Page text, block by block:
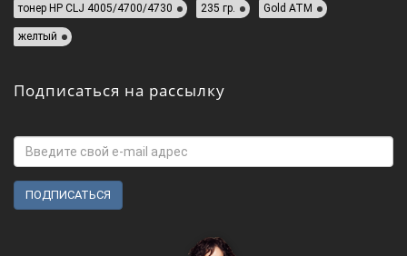
тонер HP CLJ 4005/4700/4730 235 гр. Gold ATM
желтый
Подписаться на рассылку